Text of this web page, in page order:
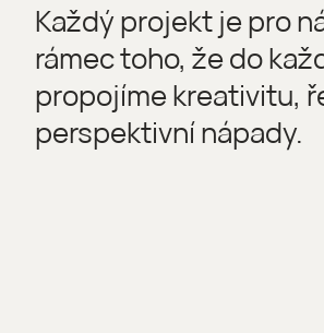
Každý projekt je pro
rámec toho, že do
propojíme kreativitu,
perspektivní nápady.